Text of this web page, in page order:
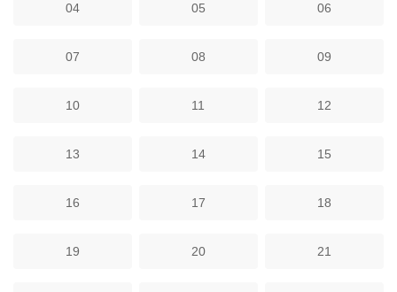
04 05 06
07 08 09
10 11 12
13 14 15
16 17 18
19 20 21